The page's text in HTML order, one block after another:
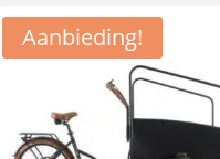
Aanbieding!